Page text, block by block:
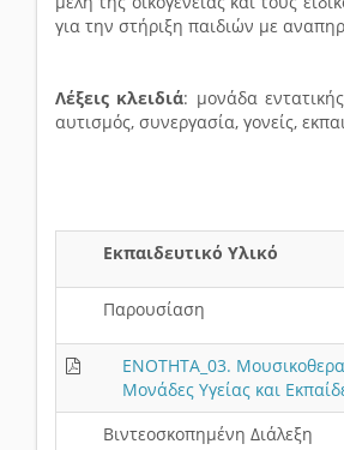
για την στήριξη παιδιών με
Λέξεις κλειδιά: μονάδα
αυτισμός, συνεργασία, γονείς,
Εκπαιδευτικό Υλικό
Παρουσίαση
ΕΝΟΤΗΤΑ_03.
Μονάδες Υγείας και
Βιντεοσκοπημένη Διάλεξη